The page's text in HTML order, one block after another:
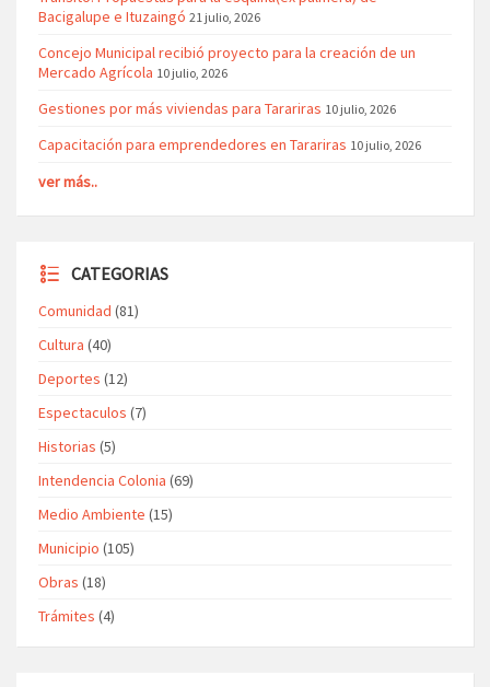
Bacigalupe e Ituzaingó 21 julio, 2026
Concejo Municipal recibió proyecto para la creación de un
Mercado Agrícola 10 julio, 2026
Gestiones por más viviendas para Tarariras 10 julio, 2026
Capacitación para emprendedores en Tarariras 10 julio, 2026
ver más..
CATEGORIAS
Comunidad (81)
Cultura (40)
Deportes (12)
Espectaculos (7)
Historias (5)
Intendencia Colonia (69)
Medio Ambiente (15)
Municipio (105)
Obras (18)
Trámites (4)